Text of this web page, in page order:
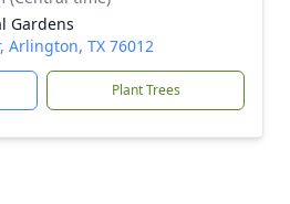
Gardens
Arlington, TX 76012
Plant Trees